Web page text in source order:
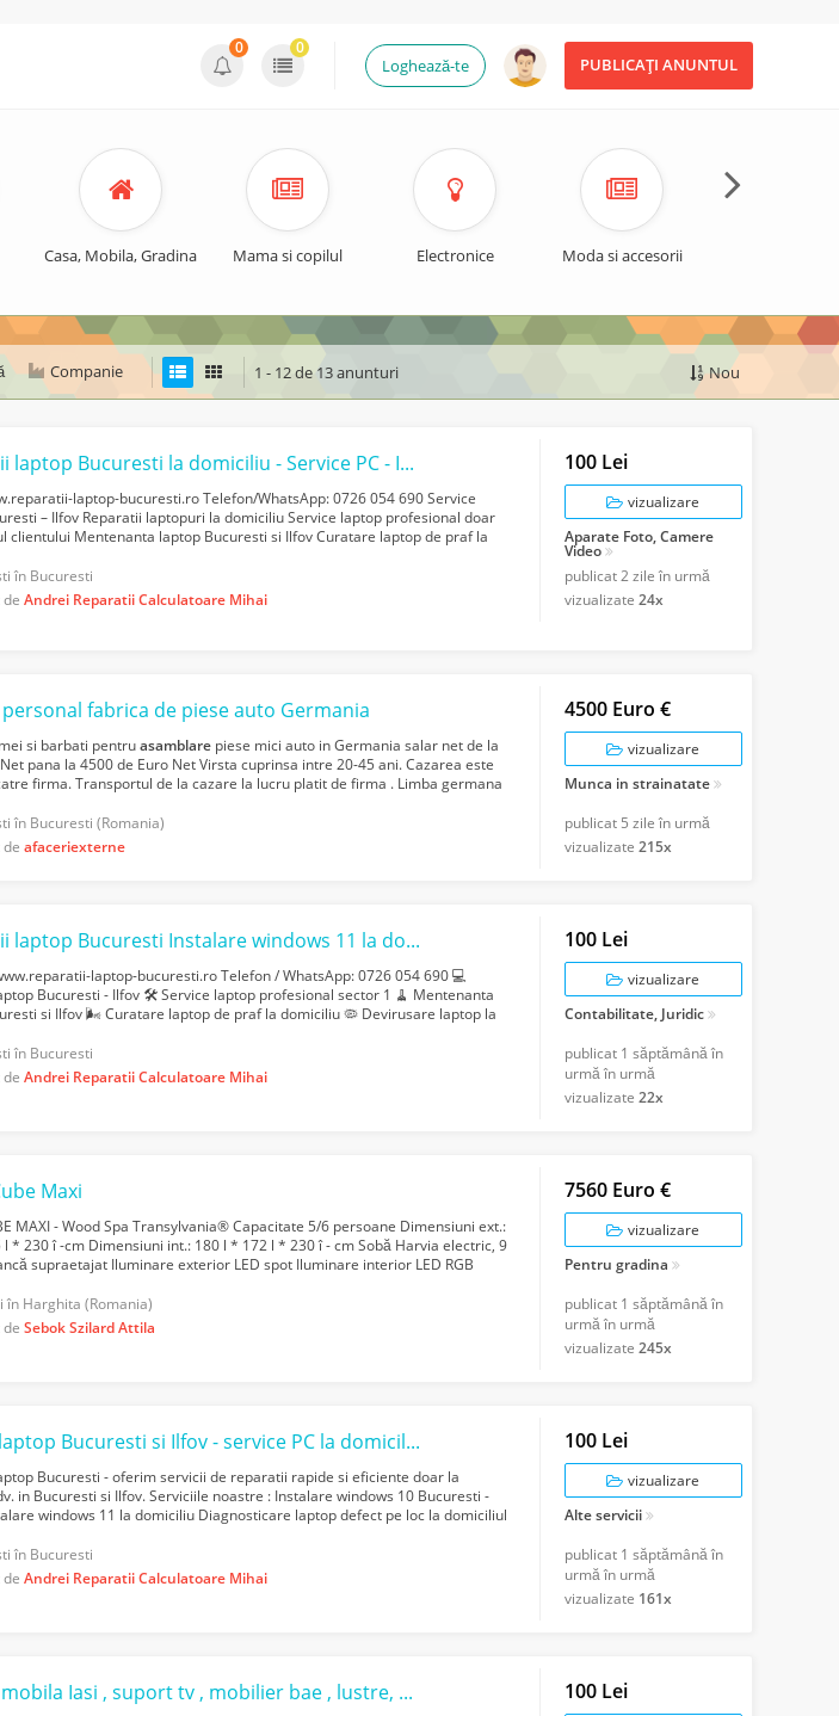
PUBLICAȚI ANUNTUL
Loghează-te
0 0
Casa, Mobila, Gradina Mama si copilul Electronice Moda si accesorii
Companie 1 - 12 de 13 anunturi Nou
Reparatii laptop Bucuresti la domiciliu - Service PC - Instalare Windows 11
laptop-bucuresti.ro Telefon/WhatsApp: 0726 054 690 Service
– Ilfov Reparatii laptopuri la domiciliu Service laptop profesional doar
clientului Mentenanta laptop Bucuresti si Ilfov Curatare laptop de praf la
în Bucuresti
deAndrei Reparatii Calculatoare Mihai
100 Lei
vizualizare
Aparate Foto, Camere
Video
publicat2 zile în urmă
vizualizate 24x
personal fabrica de piese auto Germania
si barbati pentruasamblare piese mici auto in Germania salar net de la
pana la 4500 de Euro Net Virsta cuprinsa intre 20-45 ani. Cazarea este
firma. Transportul de la cazare la lucru platit de firma . Limba germana
în Bucuresti (Romania)
deafaceriexterne
4500 Euro €
vizualizare
Munca in strainatate
publicat 5 zile în urmă
vizualizate 215x
Reparatii laptop Bucuresti Instalare windows 11 la domiciliul clientului Service...
laptop-bucuresti.ro Telefon / WhatsApp: 0726 054 690 💻
Bucuresti - Ilfov 🛠️ Service laptop profesional sector 1 🧹 Mentenanta
si Ilfov 🌬️ Curatare laptop de praf la domiciliu 🦠 Devirusare laptop la
în Bucuresti
deAndrei Reparatii Calculatoare Mihai
100 Lei
vizualizare
Contabilitate, Juridic
publicat 1 săptămână în
urmă în urmă
vizualizate 22x
Maxi
MAXI - Wood Spa Transylvania®️ Capacitate 5/6 persoane Dimensiuni ext.:
* 230 î -cm Dimensiuni int.: 180 l * 172 l * 230 î - cm Sobă Harvia electric, 9
supraetajat Iluminare exterior LED spot Iluminare interior LED RGB
în Harghita (Romania)
deSebok Szilard Attila
7560 Euro €
vizualizare
Pentru gradina
publicat 1 săptămână în
urmă în urmă
vizualizate 245x
Service laptop Bucuresti si Ilfov - service PC la domiciliu reparatii monitoare
Bucuresti - oferim servicii de reparatii rapide si eficiente doar la
in Bucuresti si Ilfov. Serviciile noastre : Instalare windows 10 Bucuresti -
windows 11 la domiciliu Diagnosticare laptop defect pe loc la domiciliul
în Bucuresti
deAndrei Reparatii Calculatoare Mihai
100 Lei
vizualizare
Alte servicii
publicat 1 săptămână în
urmă în urmă
vizualizate 161x
montez mobila Iasi , suport tv , mobilier bae , lustre, etc 100 Lei